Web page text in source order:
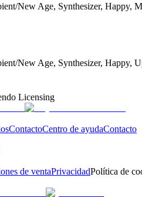
New Age, Synthesizer, Happy,
New Age, Synthesizer, Happy,
Licensing
ContactoCentro de ayudaContacto
de ventaPrivacidadPolítica de